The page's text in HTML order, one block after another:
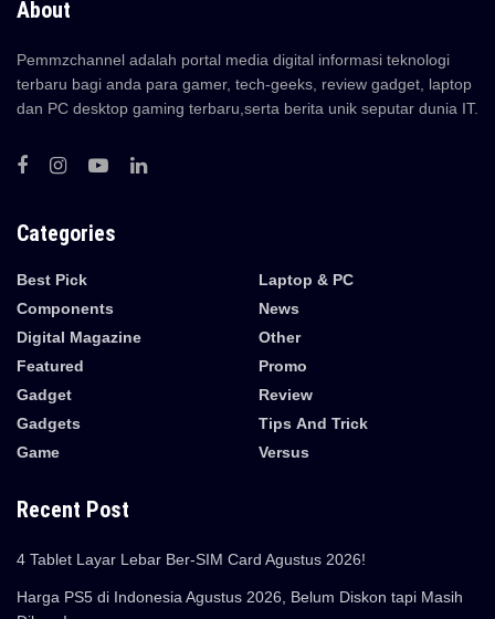
About
Pemmzchannel adalah portal media digital informasi teknologi
terbaru bagi anda para gamer, tech-geeks, review gadget, laptop
dan PC desktop gaming terbaru,serta berita unik seputar dunia IT.
Categories
Best Pick
Components
Digital Magazine
Featured
Gadget
Gadgets
Game
Laptop & PC
News
Other
Promo
Review
Tips And Trick
Versus
Recent Post
4 Tablet Layar Lebar Ber-SIM Card Agustus 2026!
Harga PS5 di Indonesia Agustus 2026, Belum Diskon tapi Masih